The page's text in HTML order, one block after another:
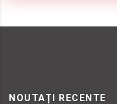
NOUTAȚI RECENTE